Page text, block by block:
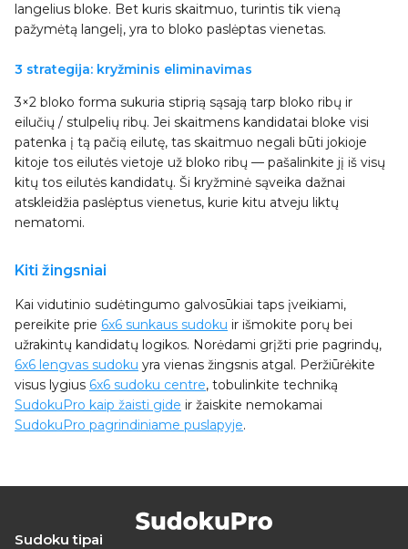
langelius bloke. Bet kuris skaitmuo, turintis tik vieną
pažymėtą langelį, yra to bloko paslėptas vienetas.
3 strategija: kryžminis eliminavimas
3×2 bloko forma sukuria stiprią sąsają tarp bloko ribų ir
eilučių / stulpelių ribų. Jei skaitmens kandidatai bloke visi
patenka į tą pačią eilutę, tas skaitmuo negali būti jokioje
kitoje tos eilutės vietoje už bloko ribų — pašalinkite jį iš visų
kitų tos eilutės kandidatų. Ši kryžminė sąveika dažnai
atskleidžia paslėptus vienetus, kurie kitu atveju liktų
nematomi.
Kiti žingsniai
Kai vidutinio sudėtingumo galvosūkiai taps įveikiami,
pereikite prie 6x6 sunkaus sudoku ir išmokite porų bei
užrakintų kandidatų logikos. Norėdami grįžti prie pagrindų,
6x6 lengvas sudoku yra vienas žingsnis atgal. Peržiūrėkite
visus lygius 6x6 sudoku centre, tobulinkite techniką
SudokuPro kaip žaisti gide ir žaiskite nemokamai
SudokuPro pagrindiniame puslapyje.
Sudoku tipai